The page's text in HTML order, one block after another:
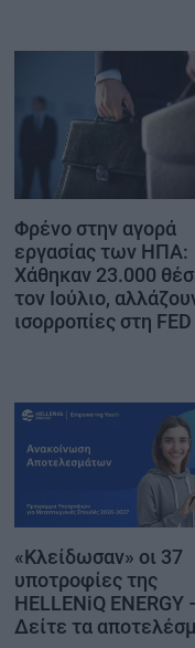
Φρένο στην αγορά
εργασίας των ΗΠΑ:
Χάθηκαν 23.000
τον Ιούλιο,
ισορροπίες στη FED
«Κλείδωσαν» οι 37
υποτροφίες της
HELLENiQ ENERGY
Δείτε τα